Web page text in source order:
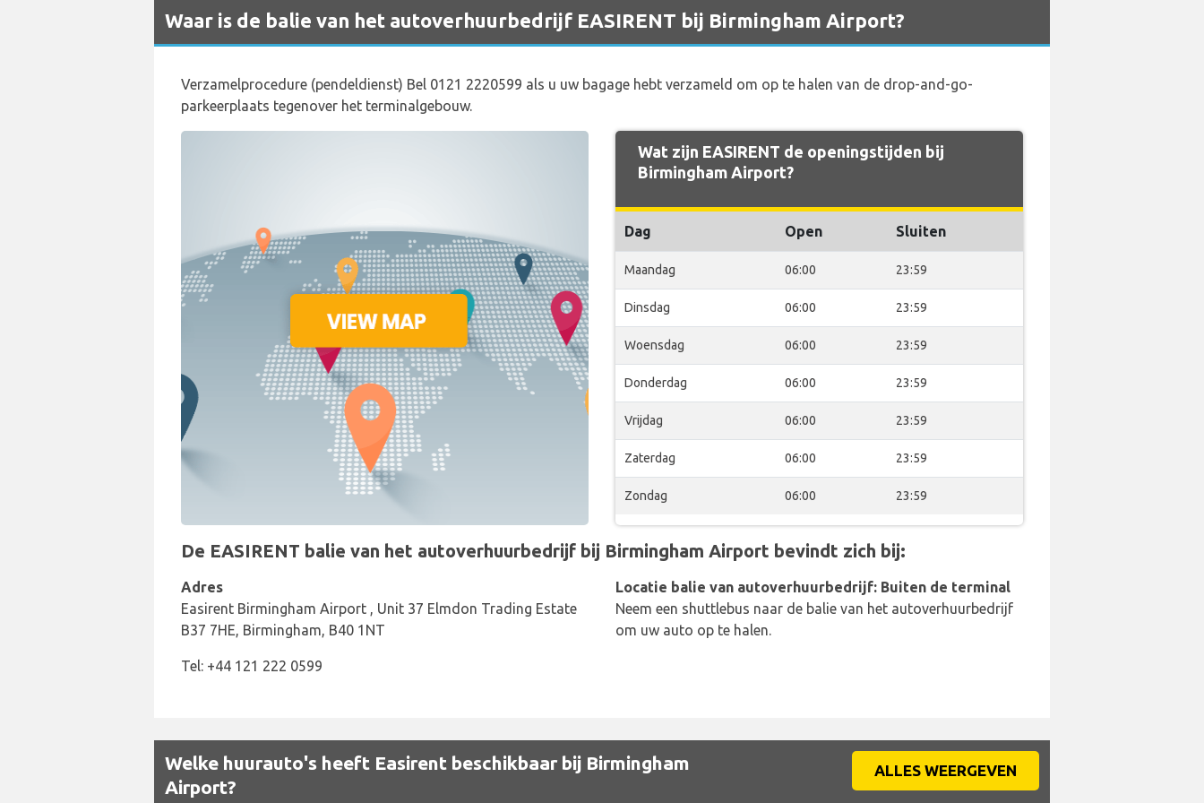
Waar is de balie van het autoverhuurbedrijf EASIRENT bij Birmingham Airport?
Verzamelprocedure (pendeldienst) Bel 0121 2220599 als u uw bagage hebt verzameld om op te halen van de drop-and-go-
parkeerplaats tegenover het terminalgebouw.
Wat zijn EASIRENT de openingstijden bij
Birmingham Airport?
Dag Open Sluiten
Maandag 06:00 23:59
Dinsdag 06:00 23:59
Woensdag 06:00 23:59
Donderdag 06:00 23:59
Vrijdag 06:00 23:59
Zaterdag 06:00 23:59
Zondag 06:00 23:59
De EASIRENT balie van het autoverhuurbedrijf bij Birmingham Airport bevindt zich bij:
Adres
Easirent Birmingham Airport , Unit 37 Elmdon Trading Estate
B37 7HE, Birmingham, B40 1NT
Tel: +44 121 222 0599
Locatie balie van autoverhuurbedrijf: Buiten de terminal
Neem een shuttlebus naar de balie van het autoverhuurbedrijf
om uw auto op te halen.
Welke huurauto's heeft Easirent beschikbaar bij Birmingham
Airport?
ALLES WEERGEVEN